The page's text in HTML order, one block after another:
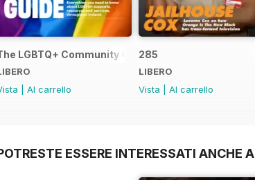
LGBTQ+ Community Guide
Al carrello
285
LIBERO
Vista
Al carrello
ESSERE INTERESSATI ANCHE A